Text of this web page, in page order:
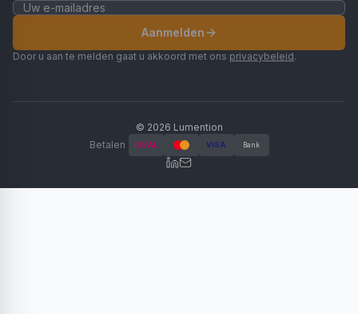
Aanmelden
Door u aan te melden gaat u akkoord met ons privacybeleid.
© 2026 Lumention
Betalen
iDEAL VISA Bank